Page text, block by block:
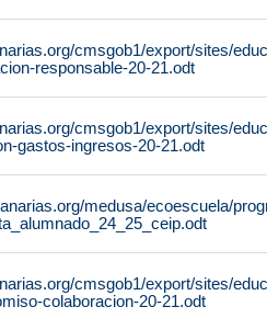
cmsgob1/export/sites/
responsable-20-21.odt
cmsgob1/export/sites/
gastos-ingresos-20-21.odt
medusa/ecoescuela/
cmsgob1/export/sites/
colaboracion-20-21.odt